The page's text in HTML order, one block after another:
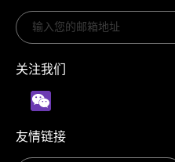
关注我们
友情链接